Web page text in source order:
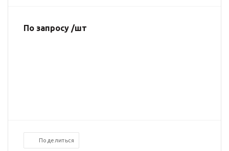
По запросу /шт
Поделиться